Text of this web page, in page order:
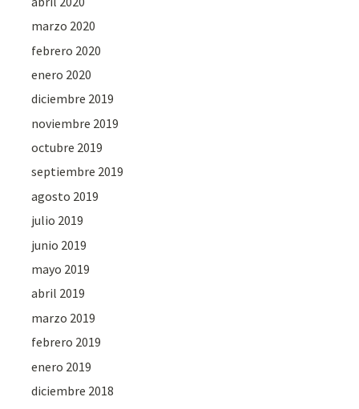
marzo 2020
febrero 2020
enero 2020
diciembre 2019
noviembre 2019
octubre 2019
septiembre 2019
agosto 2019
julio 2019
junio 2019
mayo 2019
abril 2019
marzo 2019
febrero 2019
enero 2019
diciembre 2018